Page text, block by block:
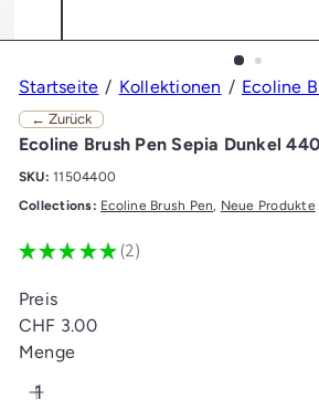
Startseite Kollektionen Ecoline
← Zurück
Ecoline Brush Pen Sepia Dunkel 440
SKU: 11504400
Collections: Ecoline Brush Pen, Neue Produkte
★ ★ ★ ★ ★ 2
2
Preis
Normaler
Preis
CHF 3.00
Menge